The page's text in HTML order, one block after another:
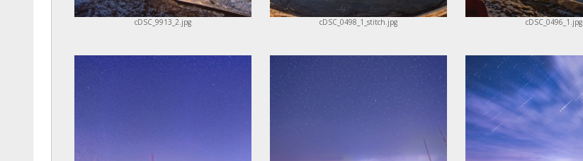
cDSC_9913_2.jpg cDSC_0498_1_stitch.jpg cDSC_0496_1.jpg